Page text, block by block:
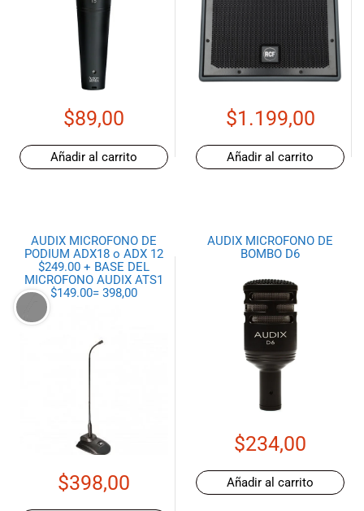
$89,00
Añadir al carrito
$1.199,00
Añadir al carrito
AUDIX MICROFONO DE
PODIUM ADX18 o ADX 12
$249.00 + BASE DEL
MICROFONO AUDIX ATS1
$149.00= 398,00
$398,00
AUDIX MICROFONO DE
BOMBO D6
$234,00
Añadir al carrito